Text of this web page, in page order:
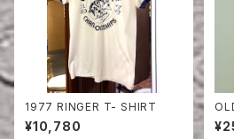
1977 RINGER T- SHIRT
¥10,780